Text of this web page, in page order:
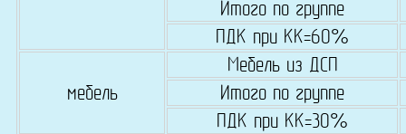
Итого по группе
ПДК при КК=60%
мебель
Мебель из ДСП
Итого по группе
ПДК при КК=30%